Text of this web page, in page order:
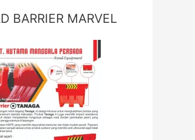
BARRIER MARVEL